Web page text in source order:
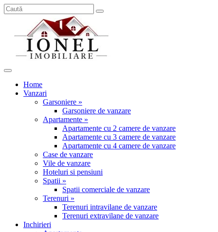
Home
Vanzari
Garsoniere »
Garsoniere de vanzare
Apartamente »
Apartamente cu 2 camere de vanzare
Apartamente cu 3 camere de vanzare
Apartamente cu 4 camere de vanzare
Case de vanzare
Vile de vanzare
Hoteluri si pensiuni
Spatii »
Spatii comerciale de vanzare
Terenuri »
Terenuri intravilane de vanzare
Terenuri extravilane de vanzare
Inchirieri